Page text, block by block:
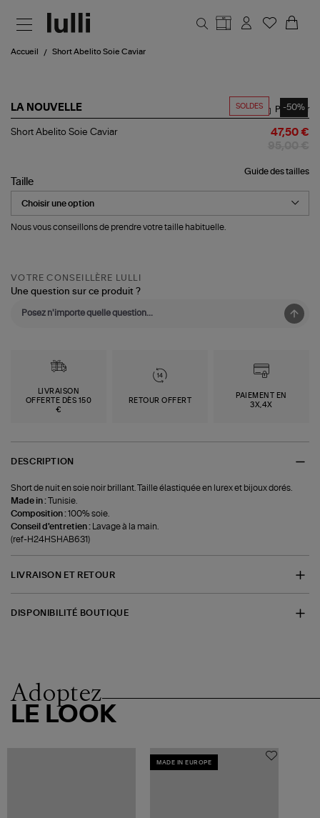
Accueil Short Abelito Soie Caviar
SOLDES -50%
LA NOUVELLE
Short
Partager
Short Abelito Soie Caviar 47,50 €
Guide des tailles
Taille
Nous vous conseillons de prendre votre taille habituelle.
VOTRE CONSEILLÈRE LULLI
Une question sur ce produit ?
LIVRAISON
OFFERTE DÈS 150
€
RETOUR OFFERT
PAIEMENT EN
3X,4X
DESCRIPTION
Short de nuit en soie noir brillant. Taille élastiquée en lurex et bijoux dorés.
Made in :Tunisie.
Composition :100% soie.
Conseil d'entretien :
Lavage à la main.
(ref-H24HSHAB631)
LIVRAISON ET RETOUR
DISPONIBILITÉ BOUTIQUE
Adoptez
LE LOOK
MADE IN EUROPE